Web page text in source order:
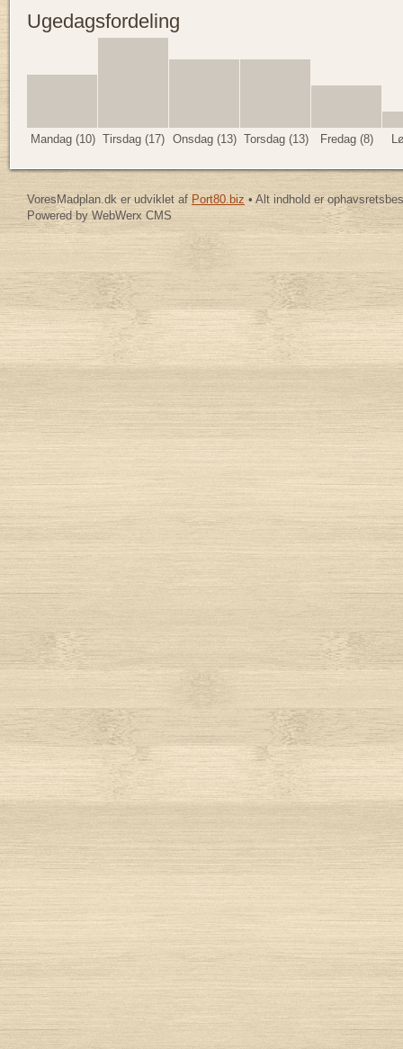
Ugedagsfordeling
Mandag (10) Tirsdag (17) Onsdag (13) Torsdag (13) Fredag (8)
VoresMadplan.dk er udviklet af Port80.biz • Alt indhold er
Powered by WebWerx CMS